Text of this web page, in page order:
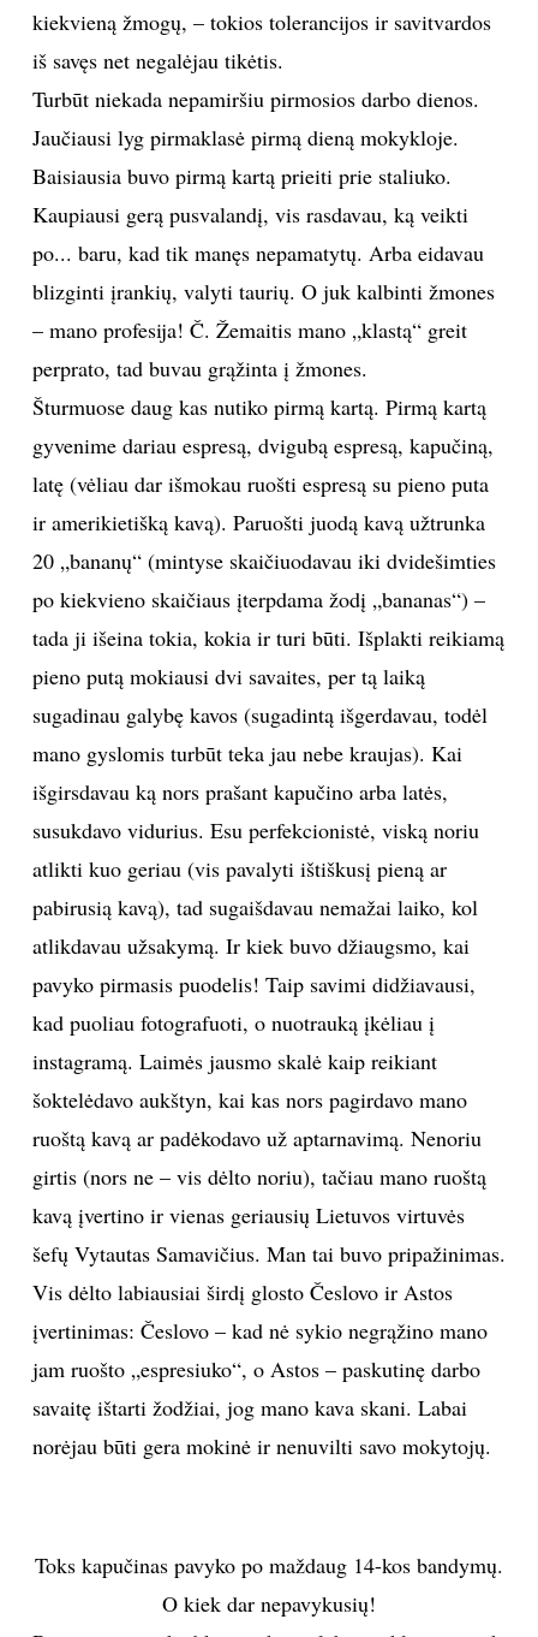
kiekvieną žmogų, – tokios tolerancijos ir savitvardos
iš savęs net negalėjau tikėtis.
Turbūt niekada nepamiršiu pirmosios darbo dienos.
Jaučiausi lyg pirmaklasė pirmą dieną mokykloje.
Baisiausia buvo pirmą kartą prieiti prie staliuko.
Kaupiausi gerą pusvalandį, vis rasdavau, ką veikti
po... baru, kad tik manęs nepamatytų. Arba eidavau
blizginti įrankių, valyti taurių. O juk kalbinti žmones
– mano profesija! Č. Žemaitis mano „klastą“ greit
perprato, tad buvau grąžinta į žmones.
Šturmuose daug kas nutiko pirmą kartą. Pirmą kartą
gyvenime dariau espresą, dvigubą espresą, kapučiną,
latę (vėliau dar išmokau ruošti espresą su pieno puta
ir amerikietišką kavą). Paruošti juodą kavą užtrunka
20 „bananų“ (mintyse skaičiuodavau iki dvidešimties
po kiekvieno skaičiaus įterpdama žodį „bananas“) –
tada ji išeina tokia, kokia ir turi būti. Išplakti reikiamą
pieno putą mokiausi dvi savaites, per tą laiką
sugadinau galybę kavos (sugadintą išgerdavau, todėl
mano gyslomis turbūt teka jau nebe kraujas). Kai
išgirsdavau ką nors prašant kapučino arba latės,
susukdavo vidurius. Esu perfekcionistė, viską noriu
atlikti kuo geriau (vis pavalyti ištiškusį pieną ar
pabirusią kavą), tad sugaišdavau nemažai laiko, kol
atlikdavau užsakymą. Ir kiek buvo džiaugsmo, kai
pavyko pirmasis puodelis! Taip savimi didžiavausi,
kad puoliau fotografuoti, o nuotrauką įkėliau į
instagramą. Laimės jausmo skalė kaip reikiant
šoktelėdavo aukštyn, kai kas nors pagirdavo mano
ruoštą kavą ar padėkodavo už aptarnavimą. Nenoriu
girtis (nors ne – vis dėlto noriu), tačiau mano ruoštą
kavą įvertino ir vienas geriausių Lietuvos virtuvės
šefų Vytautas Samavičius. Man tai buvo pripažinimas.
Vis dėlto labiausiai širdį glosto Česlovo ir Astos
įvertinimas: Česlovo – kad nė sykio negrąžino mano
jam ruošto „espresiuko“, o Astos – paskutinę darbo
savaitę ištarti žodžiai, jog mano kava skani. Labai
norėjau būti gera mokinė ir nenuvilti savo mokytojų.
Toks kapučinas pavyko po maždaug 14-kos bandymų.
O kiek dar nepavykusių!